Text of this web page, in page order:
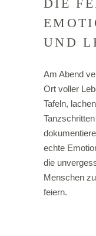
DIE
UND
Am Abend
Ort voller
Tafeln,
echte
die
Menschen
feiern.